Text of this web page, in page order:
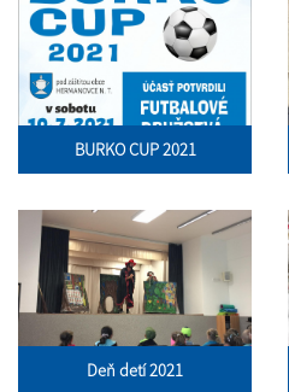
BURKO CUP 2021
Deň detí 2021